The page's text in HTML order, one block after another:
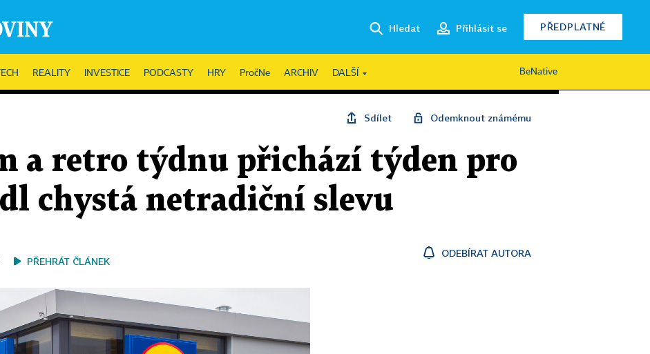
Hledat Přihlásit se PŘEDPLATNÉ
TECH REALITY INVESTICE PODCASTY HRY PročNe ARCHIV DALŠÍ BeNative
Sdílet Odemknout známému
a retro týdnu přichází týden pro
chystá netradiční slevu
PŘEHRÁT ČLÁNEK
ODEBÍRAT AUTORA